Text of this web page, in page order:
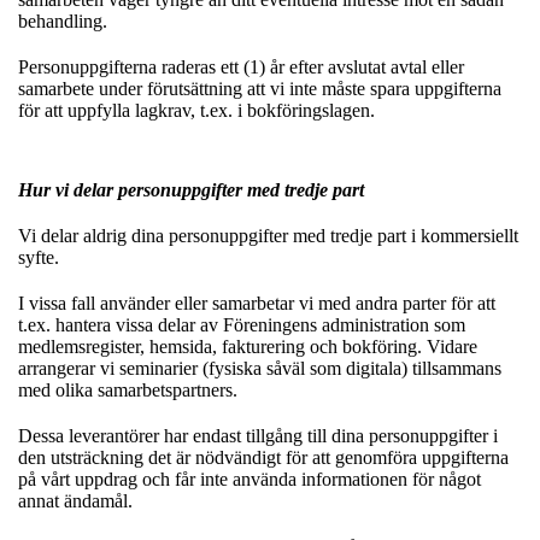
behandling.
Personuppgifterna raderas ett (1) år efter avslutat avtal eller
samarbete under förutsättning att vi inte måste spara uppgifterna
för att uppfylla lagkrav, t.ex. i bokföringslagen.
Hur vi delar personuppgifter med tredje part
Vi delar aldrig dina personuppgifter med tredje part i kommersiellt
syfte.
I vissa fall använder eller samarbetar vi med andra parter för att
t.ex. hantera vissa delar av Föreningens administration som
medlemsregister, hemsida, fakturering och bokföring. Vidare
arrangerar vi seminarier (fysiska såväl som digitala) tillsammans
med olika samarbetspartners.
Dessa leverantörer har endast tillgång till dina personuppgifter i
den utsträckning det är nödvändigt för att genomföra uppgifterna
på vårt uppdrag och får inte använda informationen för något
annat ändamål.